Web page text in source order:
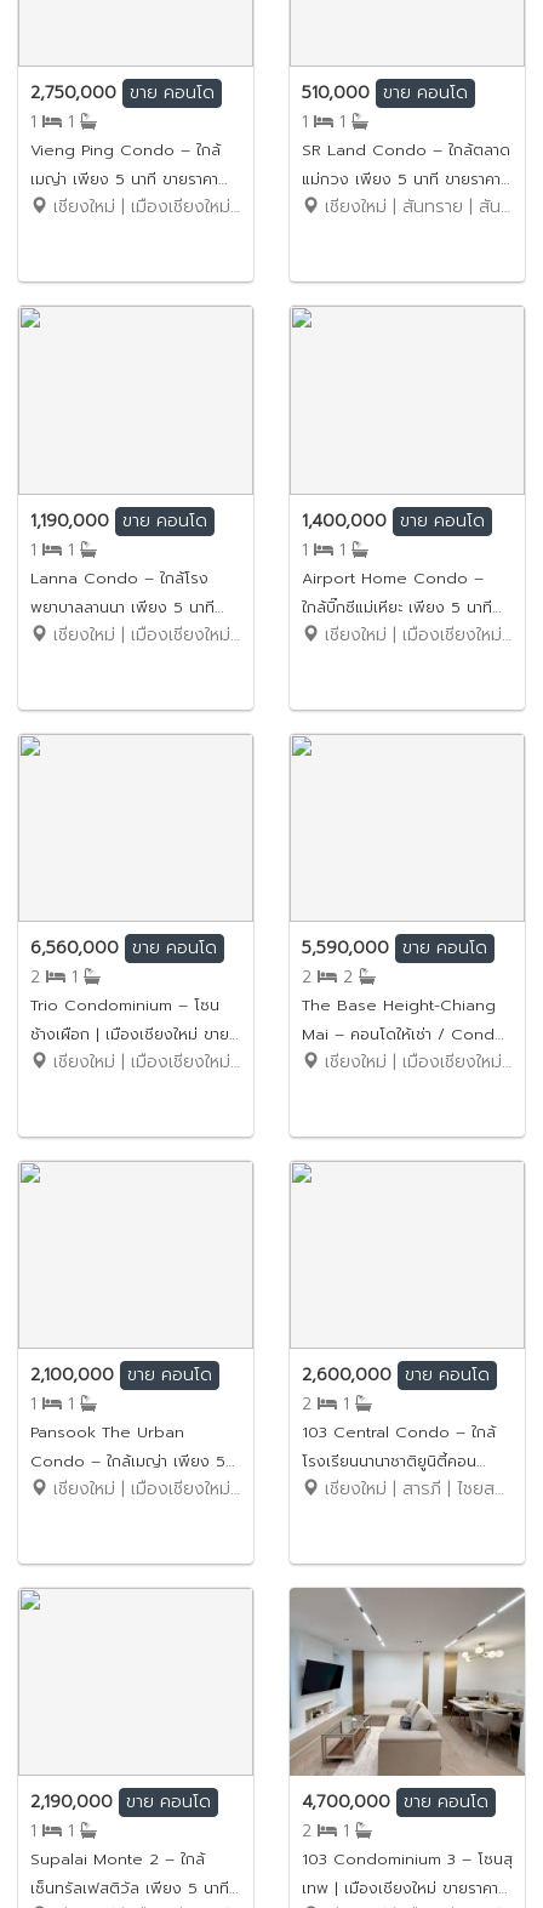
2,750,000 ขาย คอนโด
1
1
Vieng Ping Condo – ใกล้
เมญ่า เพียง 5 นาที ขายราคา
เพียง 2.75 ล้านบาท (ค่าโอน
เชียงใหม่ | เมืองเชียงใหม่ | ช้างเผือก
510,000 ขาย คอนโด
1
1
SR Land Condo – ใกล้ตลาด
แม่กวง เพียง 5 นาที ขายราคา
เพียง 510,000 บาท (ค่าโอน
เชียงใหม่ | สันทราย | สันนาเม็ง
1,190,000 ขาย คอนโด
1
1
Lanna Condo – ใกล้โรง
พยาบาลลานนา เพียง 5 นาที
ขายราคาเพียง 1.19 ล้านบาท (ฟรี
เชียงใหม่ | เมืองเชียงใหม่ | ป่าตัน
1,400,000 ขาย คอนโด
1
1
Airport Home Condo –
ใกล้บิ๊กซีแม่เหียะ เพียง 5 นาที
ขายราคาเพียง 1.4 ล้านบาท
เชียงใหม่ | เมืองเชียงใหม่ | แม่เหียะ
6,560,000 ขาย คอนโด
2
1
Trio Condominium – โซน
ช้างเผือก | เมืองเชียงใหม่ ขาย
ราคาเพียง 6.56 ล้านบาท (ค่า
เชียงใหม่ | เมืองเชียงใหม่ | ช้างเผือก
5,590,000 ขาย คอนโด
2
2
The Base Height-Chiang
Mai – คอนโดให้เช่า / Condo
for Rent ขายราคาเพียง 5.59
เชียงใหม่ | เมืองเชียงใหม่ | วัดเกต
2,100,000 ขาย คอนโด
1
1
Pansook The Urban
Condo – ใกล้เมญ่า เพียง 5
นาที ขายราคาเพียง 2.1 ล้านบาท
เชียงใหม่ | เมืองเชียงใหม่ | ช้างเผือก
2,600,000 ขาย คอนโด
2
1
103 Central Condo – ใกล้
โรงเรียนนานาชาติยูนิตี้คอน
คอร์ด เพียง 5 นาที ขายราคา
เชียงใหม่ | สารภี | ไชยสถาน
2,190,000 ขาย คอนโด
1
1
Supalai Monte 2 – ใกล้
เซ็นทรัลเฟสติวัล เพียง 5 นาที
4,700,000 ขาย คอนโด
2
1
103 Condominium 3 – โซนสุ
เทพ | เมืองเชียงใหม่ ขายราคา